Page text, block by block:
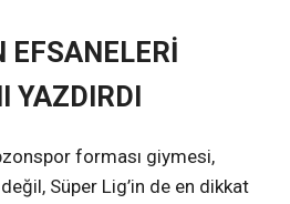
EFSANELERİ
YAZDIRDI
forması giymesi,
Süper Lig’in de en dikkat